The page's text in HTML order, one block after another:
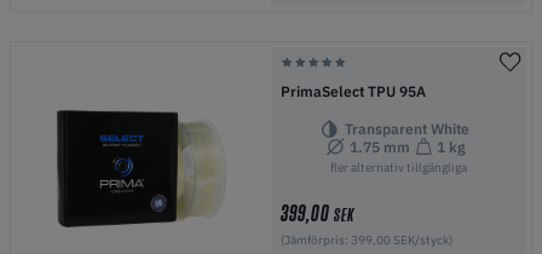
PrimaSelect TPU 95A
Transparent White
1.75 mm
1 kg
fler alternativ tillgängliga
399,00 SEK
(Jämförpris: 399,00 SEK/styck)